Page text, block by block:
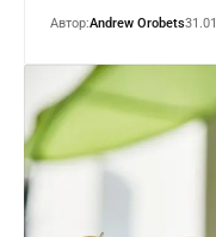
Автор:Andrew Orobets